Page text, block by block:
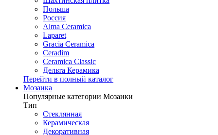
Польша
Россия
Alma Ceramica
Laparet
Gracia Ceramica
Ceradim
Ceramica Classic
Дельта Керамика
Перейти в полный каталог
Мозаика
Популярные категории Мозаики
Тип
Стеклянная
Керамическая
Декоративная